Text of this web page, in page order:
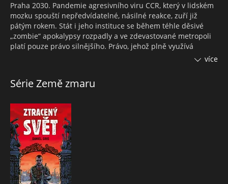
Praha 2030. Pandemie agresivního viru CCR, který v lidském
mozku spouští nepředvídatelné, násilné reakce, zuří již
pátým rokem. Stát i jeho instituce se během téhle děsivé
„zombie“ apokalypsy rozpadly a ve zdevastované metropoli
platí pouze právo silnějšího. Právo, jehož plně využívá
devatenáctiletý mladík. Ten nejenže unikl z přísně střežené
experimentální způsob léčby, ale také za sebou nechal
mrtvoly pronásledovatelů.
Pro Generála je jeho dopadení otázkou vnitřní bezpečnosti,
jenže z honu na prchající kořist se brzy stává krvavý masakr.
Přitom není jasné, jestli po nevyhlášené válce nezůstanou
jen poražení – a jestli pád nekompromisního režimu nebude
nakonec znamenat nástup něčeho horšího…
více
Série Země zmaru